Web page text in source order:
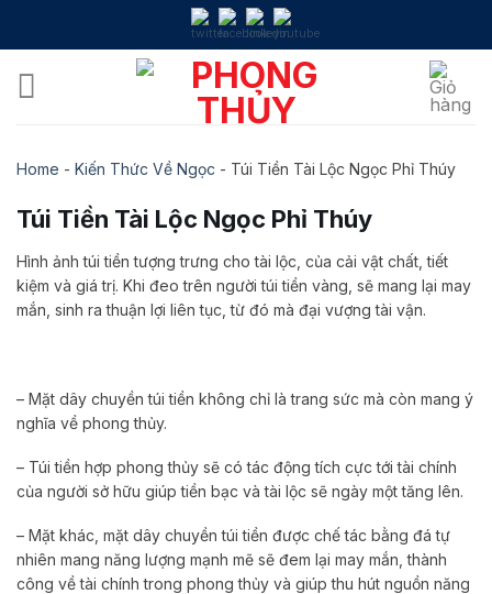
Home - Kiến Thức Về Ngọc - Túi Tiền Tài Lộc Ngọc Phỉ Thúy
Túi Tiền Tài Lộc Ngọc Phỉ Thúy
Hình ảnh túi tiền tượng trưng cho tài lộc, của cải vật chất, tiết
kiệm và giá trị. Khi đeo trên người túi tiền vàng, sẽ mang lại may
mắn, sinh ra thuận lợi liên tục, từ đó mà đại vượng tài vận.
– Mặt dây chuyền túi tiền không chỉ là trang sức mà còn mang ý
nghĩa về phong thủy.
– Túi tiền hợp phong thủy sẽ có tác động tích cực tới tài chính
của người sở hữu giúp tiền bạc và tài lộc sẽ ngày một tăng lên.
– Mặt khác, mặt dây chuyền túi tiền được chế tác bằng đá tự
nhiên mang năng lượng mạnh mẽ sẽ đem lại may mắn, thành
công về tài chính trong phong thủy và giúp thu hút nguồn năng